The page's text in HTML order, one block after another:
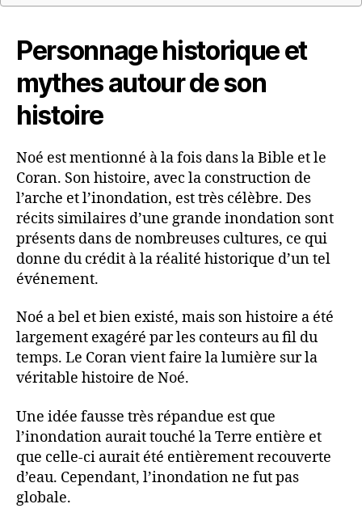
Personnage historique et
mythes autour de son
histoire
Noé est mentionné à la fois dans la Bible et le
Coran. Son histoire, avec la construction de
l’arche et l’inondation, est très célèbre. Des
récits similaires d’une grande inondation sont
présents dans de nombreuses cultures, ce qui
donne du crédit à la réalité historique d’un tel
événement.
Noé a bel et bien existé, mais son histoire a été
largement exagéré par les conteurs au fil du
temps. Le Coran vient faire la lumière sur la
véritable histoire de Noé.
Une idée fausse très répandue est que
l’inondation aurait touché la Terre entière et
que celle-ci aurait été entièrement recouverte
d’eau. Cependant, l’inondation ne fut pas
globale.